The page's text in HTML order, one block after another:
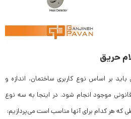
حریق
بر اساس نوع کاربری ساختمان، اندازه و
موجود انجام شود. در اینجا به سه نوع
که هر کدام برای آنها مناسب است می‌پردازیم: